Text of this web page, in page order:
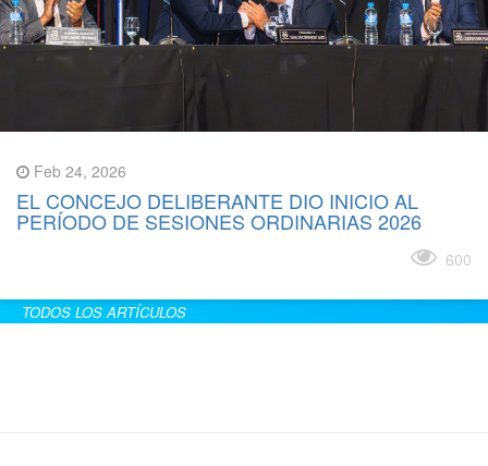
Feb 24, 2026
EL CONCEJO DELIBERANTE DIO INICIO AL
PERÍODO DE SESIONES ORDINARIAS 2026
600
TODOS LOS ARTÍCULOS